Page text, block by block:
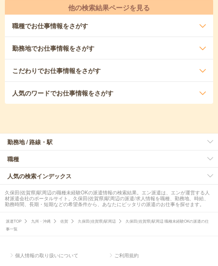
他の検索結果ページを見る
職種でお仕事情報をさがす
勤務地でお仕事情報をさがす
こだわりでお仕事情報をさがす
人気のワードでお仕事情報をさがす
勤務地 / 路線・駅
職種
人気の検索インデックス
久保田(佐賀県)駅周辺の職種未経験OKの派遣情報の検索結果。エン派遣は、エンが運営する人
材派遣会社のポータルサイト。久保田(佐賀県)駅周辺の派遣/求人情報を職種、勤務地、時給、
勤務時間、長期・短期などの希望条件から、あなたにピッタリの派遣のお仕事を探せます。
派遣TOP 九州・沖縄 佐賀 久保田(佐賀県)駅周辺
久保田(佐賀県)駅周辺 職種未経験OKの派遣の仕
事一覧
個人情報の取り扱いについて ご利用規約